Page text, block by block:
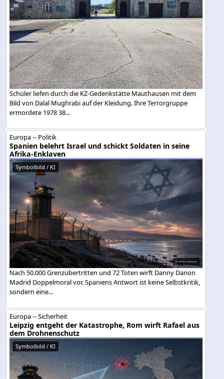
Schüler liefen durch die KZ-Gedenkstätte Mauthausen mit dem
Bild von Dalal Mughrabi auf der Kleidung. Ihre Terrorgruppe
ermordete 1978 38...
Europa -- Politik
Spanien belehrt Israel und schickt Soldaten in seine
Afrika-Enklaven
Symbolbild / KI
Nach 50.000 Grenzübertritten und 72 Toten wirft Danny Danon
Madrid Doppelmoral vor. Spaniens Antwort ist keine Selbstkritik,
sondern eine...
Europa -- Sicherheit
Leipzig entgeht der Katastrophe, Rom wirft Rafael aus
dem Drohnenschutz
Symbolbild / KI